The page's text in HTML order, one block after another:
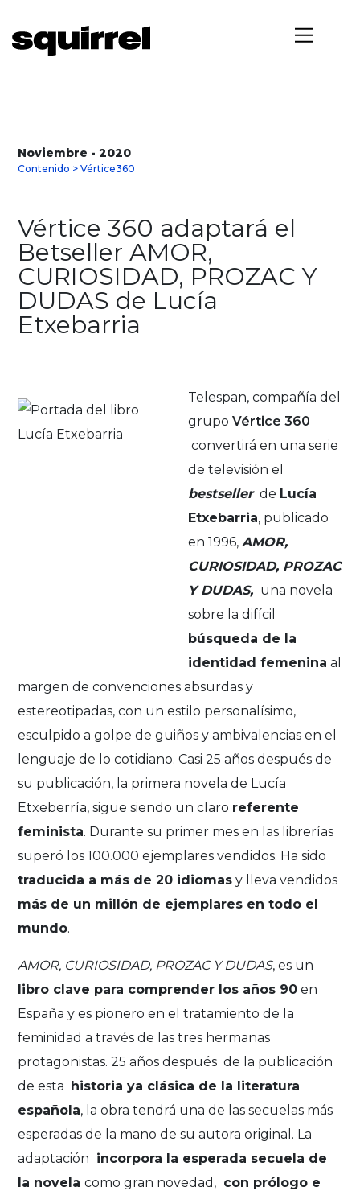
Noviembre - 2020
Contenido > Vértice360
Vértice 360 adaptará el
Betseller AMOR,
CURIOSIDAD, PROZAC Y
DUDAS de Lucía
Etxebarria
Telespan, compañía del
grupoVértice 360
convertirá en una serie
de televisión el
bestseller de Lucía
Etxebarria, publicado
en 1996,AMOR,
CURIOSIDAD, PROZAC
Y DUDAS, una novela
sobre la difícil
búsqueda de la
identidad femenina al
margen de convenciones absurdas y
estereotipadas, con un estilo personalísimo,
esculpido a golpe de guiños y ambivalencias en el
lenguaje de lo cotidiano. Casi 25 años después de
su publicación, la primera novela de Lucía
Etxeberría, sigue siendo un claro referente
feminista. Durante su primer mes en las librerías
superó los 100.000 ejemplares vendidos. Ha sido
traducida a más de 20 idiomas y lleva vendidos
más de un millón de ejemplares en todo el
mundo.
AMOR, CURIOSIDAD, PROZAC Y DUDAS, es un
libro clave para comprender los años 90 en
España y es pionero en el tratamiento de la
feminidad a través de las tres hermanas
protagonistas. 25 años después de la publicación
de esta historia ya clásica de la literatura
española, la obra tendrá una de las secuelas más
esperadas de la mano de su autora original. La
adaptación incorpora la esperada secuela de
la novelacomo gran novedad, con prólogo e